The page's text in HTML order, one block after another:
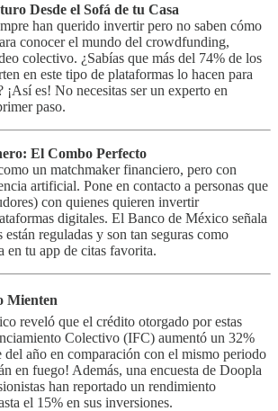
Desde el Sofá de tu Casa
han querido invertir pero no saben cómo
conocer el mundo del crowdfunding,
colectivo. ¿Sabías que más del 74% de los
en este tipo de plataformas lo hacen para
¡Así es! No necesitas ser un experto en
paso.
El Combo Perfecto
un matchmaker financiero, pero con
artificial. Pone en contacto a personas que
con quienes quieren invertir
digitales. El Banco de México señala
están reguladas y son tan seguras como
en tu app de citas favorita.
Mienten
reveló que el crédito otorgado por estas
Colectivo (IFC) aumentó un 32%
del año en comparación con el mismo periodo
en fuego! Además, una encuesta de Doopla
han reportado un rendimiento
el 15% en sus inversiones.